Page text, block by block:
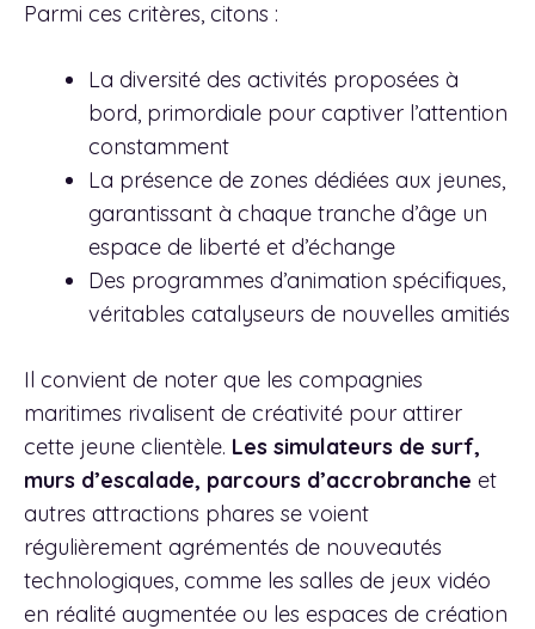
Parmi ces critères, citons :
La diversité des activités proposées à
bord, primordiale pour captiver l’attention
constamment
La présence de zones dédiées aux jeunes,
garantissant à chaque tranche d’âge un
espace de liberté et d’échange
Des programmes d’animation spécifiques,
véritables catalyseurs de nouvelles amitiés
Il convient de noter que les compagnies
maritimes rivalisent de créativité pour attirer
cette jeune clientèle. Les simulateurs de surf,
murs d’escalade, parcours d’accrobranche et
autres attractions phares se voient
régulièrement agrémentés de nouveautés
technologiques, comme les salles de jeux vidéo
en réalité augmentée ou les espaces de création